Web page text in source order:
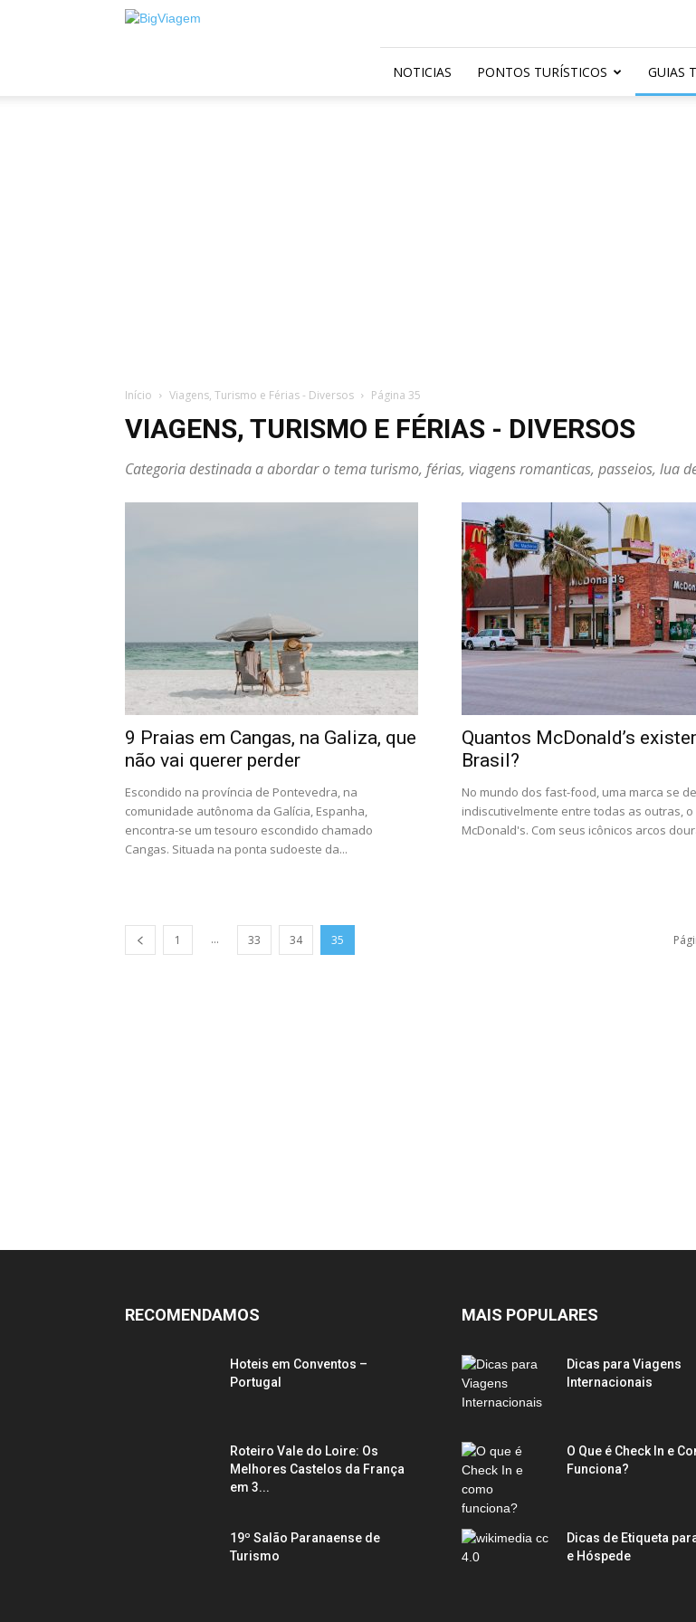
BigViagem
NOTICIAS PONTOS TURÍSTICOS GUIAS
Início Viagens, Turismo e Férias - Diversos Página 35
VIAGENS, TURISMO E FÉRIAS - DIVERSOS
Categoria destinada a abordar o tema turismo, férias, viagens romanticas, passeios, lua
9 Praias em Cangas, na Galiza, que
não vai querer perder
Escondido na província de Pontevedra, na
comunidade autônoma da Galícia, Espanha,
encontra-se um tesouro escondido chamado
Cangas. Situada na ponta sudoeste da...
Quantos McDonald’s
Brasil?
No mundo dos fast-food, uma marca se
indiscutivelmente entre todas as outras, o
McDonald's. Com seus icônicos arcos
1 ... 33 34 35
RECOMENDAMOS
Hoteis em Conventos –
Portugal
Roteiro Vale do Loire: Os
Melhores Castelos da França
em 3...
19º Salão Paranaense de
Turismo
MAIS POPULARES
Dicas para Viagens
Internacionais
O Que é Check In e
Funciona?
Dicas de Etiqueta
e Hóspede